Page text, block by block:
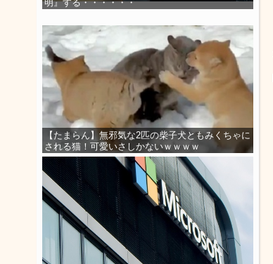
明』する・・・・・・
【たまらん】無邪気な2匹の柴子犬ともみくちゃに
される猫！可愛いさしかないｗｗｗｗ